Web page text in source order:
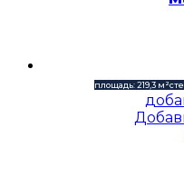
площадь: 219,3 м²